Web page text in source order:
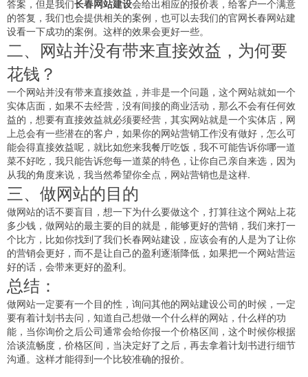
答案，但是我们长春网站建设会给出相应的报价表，给客户一个满意
的答复，我们也会提供相关的案例，也可以去我们的官网长春网站建
设看一下成功的案例。这样的效果会更好一些。
二、网站并没有带来直接效益，为何要
花钱？
一个网站并没有带来直接效益，并非是一个问题，这个网站就如一个
实体店面，如果不去经营，没有间接的商业活动，那么不会有任何效
益的，想要有直接效益就必须要经营，其实网站就是一个实体店，网
上总会有一些潜在的客户，如果你的网站营销工作没有做好，怎么可
能会得直接效益呢，就比如您来我餐厅吃饭，我不可能告诉你哪一道
菜不好吃，我只能告诉您每一道菜的特色，让你自己亲自来选，因为
从我的角度来说，我当然希望你全点，网站营销也是这样.
三、做网站的目的
做网站的话不要盲目，想一下为什么要做这个，打算往这个网站上花
多少钱，做网站的最主要的目的就是，能够更好的营销，我们来打一
个比方，比如你找到了我们长春网站建设，应该会有的人是为了让你
的营销会更好，而不是让自己的盈利逐渐降低，如果把一个网站营运
好的话，会带来更好的盈利。
总结：
做网站一定要有一个目的性，询问其他的网站建设公司的时候，一定
要有着计划书去问，知道自己想做一个什么样的网站，什么样的功
能，当你询价之后公司通常会给你报一个价格区间，这个时候你根据
洽谈流畅度，价格区间，当决定好了之后，再去拿着计划书进行细节
沟通。这样才能得到一个比较准确的报价。